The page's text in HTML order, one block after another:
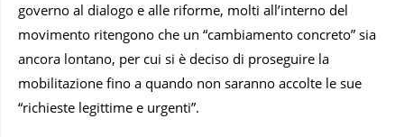
governo al dialogo e alle riforme, molti all’interno del
movimento ritengono che un “cambiamento concreto” sia
ancora lontano, per cui si è deciso di proseguire la
mobilitazione fino a quando non saranno accolte le sue
“richieste legittime e urgenti”.